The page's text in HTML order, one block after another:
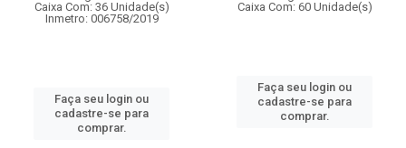
Caixa Com: 36 Unidade(s)
Inmetro: 006758/2019
Faça seu login ou
cadastre-se para
comprar.
Caixa Com: 60 Unidade(s)
Faça seu login ou
cadastre-se para
comprar.